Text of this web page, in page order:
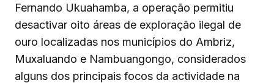
Fernando Ukuahamba, a operação permitiu
desactivar oito áreas de exploração ilegal de
ouro localizadas nos municípios do Ambriz,
Muxaluando e Nambuangongo, considerados
alguns dos principais focos da actividade na